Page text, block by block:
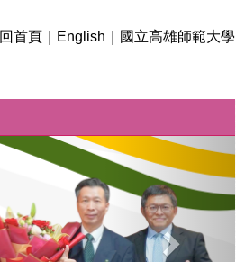
回首頁 English 國立高雄師範大學
下
一
則